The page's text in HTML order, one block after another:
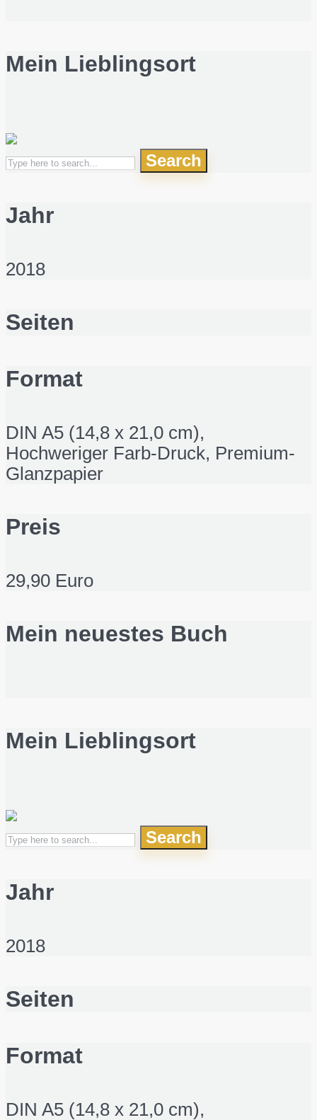
Mein Lieblingsort
Search
Jahr
2018
Seiten
Format
DIN A5 (14,8 x 21,0 cm),
Hochweriger Farb-Druck, Premium-
Glanzpapier
Preis
29,90 Euro
Mein neuestes Buch
Mein Lieblingsort
Search
Jahr
2018
Seiten
Format
DIN A5 (14,8 x 21,0 cm),